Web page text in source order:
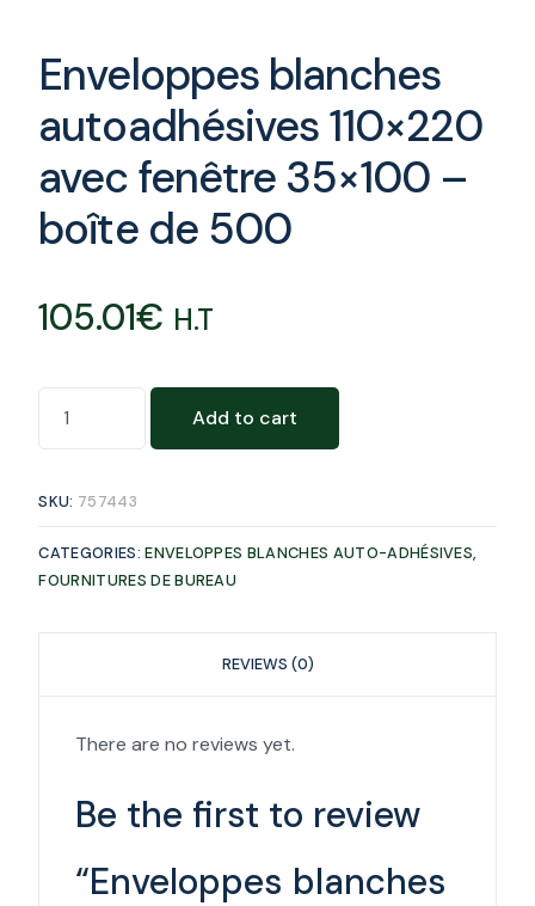
Enveloppes blanches
autoadhésives 110×220
avec fenêtre 35×100 –
boîte de 500
105.01€ H.T
Add to cart
SKU: 757443
CATEGORIES:ENVELOPPES BLANCHES AUTO-ADHÉSIVES,
FOURNITURES DE BUREAU
REVIEWS (0)
There are no reviews yet.
Be the first to review
“Enveloppes blanches